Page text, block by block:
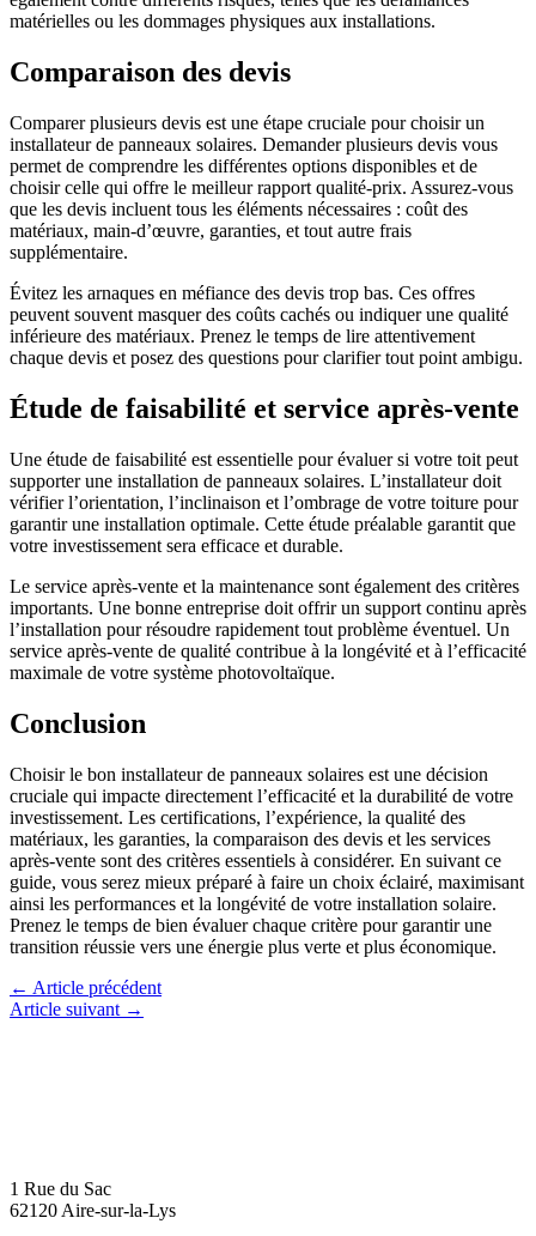
matérielles ou les dommages physiques aux installations.
Comparaison des devis
Comparer plusieurs devis est une étape cruciale pour choisir un
installateur de panneaux solaires. Demander plusieurs devis vous
permet de comprendre les différentes options disponibles et de
choisir celle qui offre le meilleur rapport qualité-prix. Assurez-vous
que les devis incluent tous les éléments nécessaires : coût des
matériaux, main-d’œuvre, garanties, et tout autre frais
supplémentaire.
Évitez les arnaques en méfiance des devis trop bas. Ces offres
peuvent souvent masquer des coûts cachés ou indiquer une qualité
inférieure des matériaux. Prenez le temps de lire attentivement
chaque devis et posez des questions pour clarifier tout point ambigu.
Étude de faisabilité et service après-vente
Une étude de faisabilité est essentielle pour évaluer si votre toit peut
supporter une installation de panneaux solaires. L’installateur doit
vérifier l’orientation, l’inclinaison et l’ombrage de votre toiture pour
garantir une installation optimale. Cette étude préalable garantit que
votre investissement sera efficace et durable.
Le service après-vente et la maintenance sont également des critères
importants. Une bonne entreprise doit offrir un support continu après
l’installation pour résoudre rapidement tout problème éventuel. Un
service après-vente de qualité contribue à la longévité et à l’efficacité
maximale de votre système photovoltaïque.
Conclusion
Choisir le bon installateur de panneaux solaires est une décision
cruciale qui impacte directement l’efficacité et la durabilité de votre
investissement. Les certifications, l’expérience, la qualité des
matériaux, les garanties, la comparaison des devis et les services
après-vente sont des critères essentiels à considérer. En suivant ce
guide, vous serez mieux préparé à faire un choix éclairé, maximisant
ainsi les performances et la longévité de votre installation solaire.
Prenez le temps de bien évaluer chaque critère pour garantir une
transition réussie vers une énergie plus verte et plus économique.
← Article précédent
Article suivant →
1 Rue du Sac
62120 Aire-sur-la-Lys